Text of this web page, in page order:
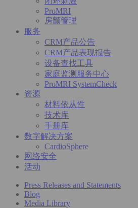
ProMRI
房颤管理
服务
CRM产品公告
CRM产品表现报告
设备查找工具
家庭监测服务中心
ProMRI SystemCheck
资源
材料依从性
技术库
手册库
数字解决方案
CardioSphere
网络安全
活动
Press Releases and Statements
Blog
Media Library